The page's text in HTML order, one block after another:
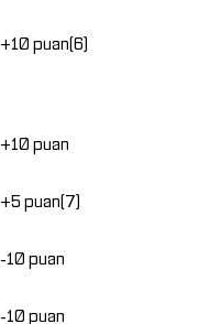
+10 puan(6)
+10 puan
+5 puan(7)
-10 puan
-10 puan